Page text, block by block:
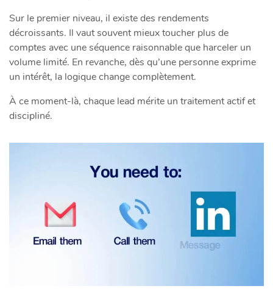
Sur le premier niveau, il existe des rendements
décroissants. Il vaut souvent mieux toucher plus de
comptes avec une séquence raisonnable que harceler un
volume limité. En revanche, dès qu’une personne exprime
un intérêt, la logique change complètement.
À ce moment-là, chaque lead mérite un traitement actif et
discipliné.